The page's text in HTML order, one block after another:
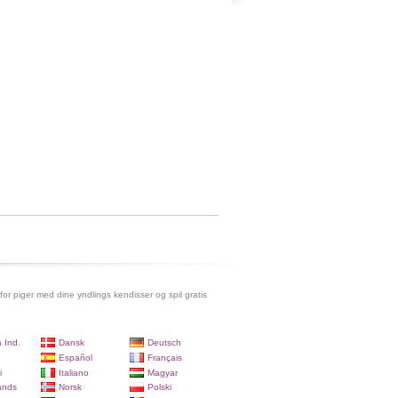
piger med dine yndlings kendisser og spil gratis
Ind. Dansk
Deutsch
Español
Français
Italiano
Magyar
Norsk
Polski